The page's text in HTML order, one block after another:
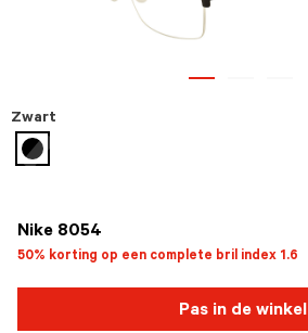
Nike 8054
50% korting op een complete bril index 1.6
Zwart
geselecteerd
Pas in de winkel